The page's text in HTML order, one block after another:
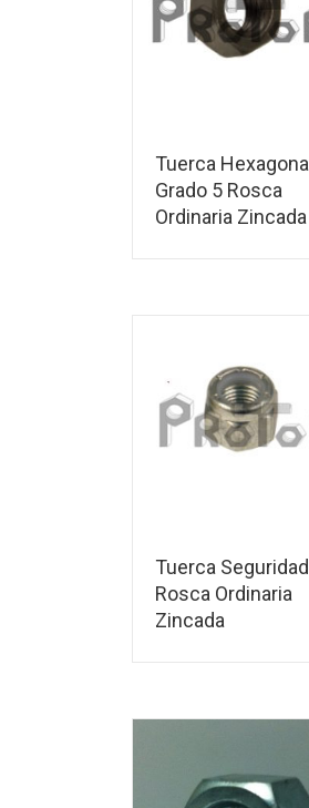
Tuerca Hexagonal
Grado 5 Rosca
Ordinaria Zincada
Tuerca Seguridad
Rosca Ordinaria
Zincada